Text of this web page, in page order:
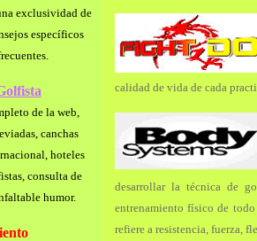
exclusividad de
específicos
de la web,
canchas
hoteles
consulta de
humor.
calidad de vida de cada
desarrollar la técnica de
entrenamiento físico de
refiere a resistencia, fuerza,